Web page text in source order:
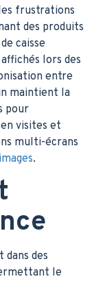
frustrations
des produits
caisse
lors des
entre
maintient la
pour
visites et
multi-écrans
.
des
le